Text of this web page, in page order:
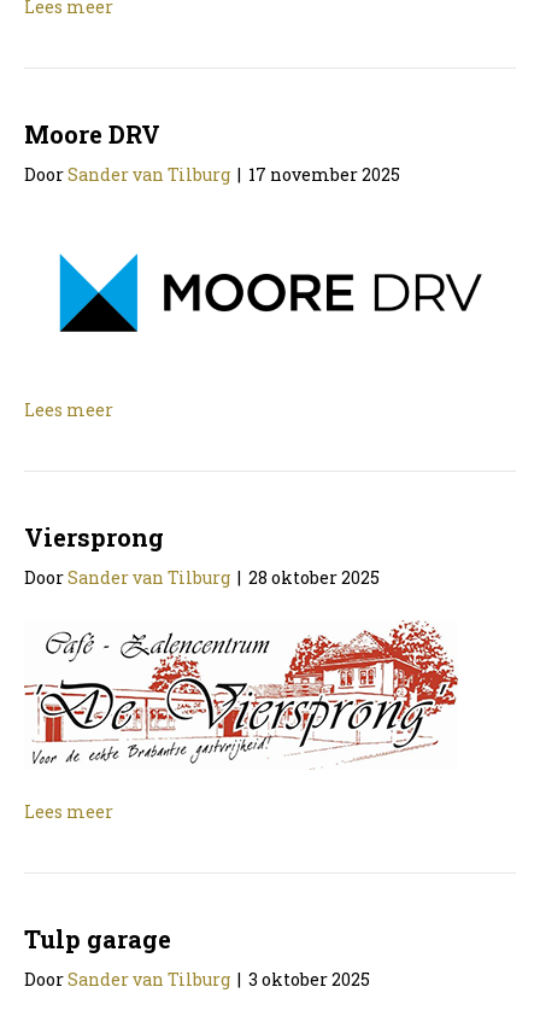
Lees meer
Moore DRV
DoorSander van Tilburg | 17 november 2025
Lees meer
Viersprong
DoorSander van Tilburg | 28 oktober 2025
Lees meer
Tulp garage
DoorSander van Tilburg | 3 oktober 2025